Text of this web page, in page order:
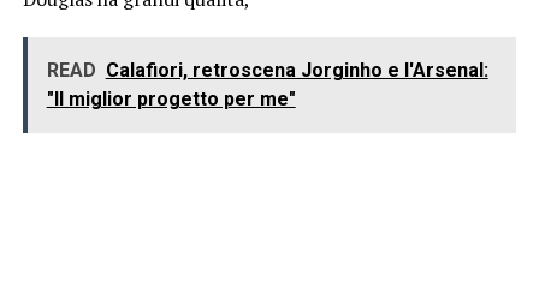
READ Calafiori, retroscena Jorginho e l'Arsenal:
"Il miglior progetto per me"